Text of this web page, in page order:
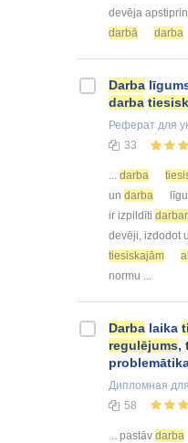
devēja
darbā
darba
Darba
darba
Реферат для
33
darba
un darba
ir izpildīti
devēji, izdodot
tiesiskajām
normu ...
Darba laika
regulējums,
Дипломная
58
... pastāv darba